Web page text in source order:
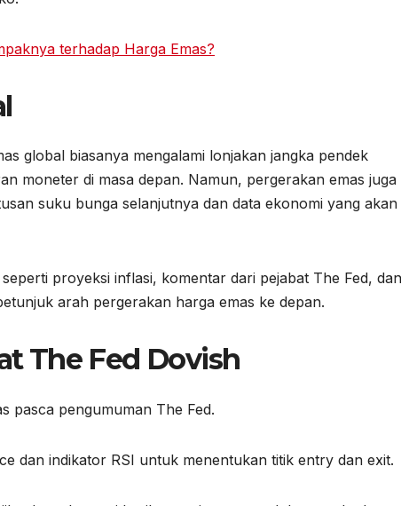
terhadap Harga Emas?
global biasanya mengalami lonjakan jangka pendek
moneter di masa depan. Namun, pergerakan emas juga
suku bunga selanjutnya dan data ekonomi yang akan
proyeksi inflasi, komentar dari pejabat The Fed, dan
arah pergerakan harga emas ke depan.
The Fed Dovish
pasca pengumuman The Fed.
dan indikator RSI untuk menentukan titik entry dan exit.